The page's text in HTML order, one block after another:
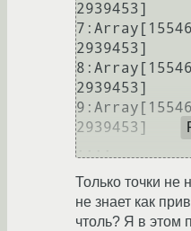
2939453]
2939453]
2939453]
2939453]
Только точки не
не знает как
чтоль? Я в этом